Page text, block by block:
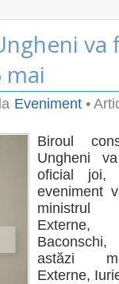
va
mai
Eveniment•
Biroul
Ungheni
oficial joi,
eveniment
ministrul
astăzi
Externe,